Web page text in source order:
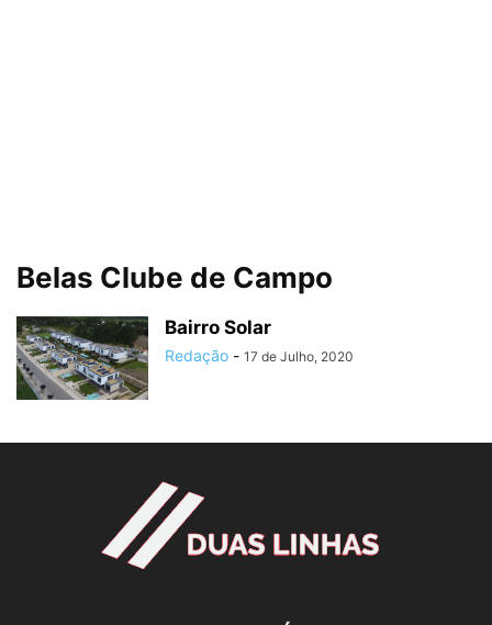
Belas Clube de Campo
Bairro Solar
Redação - 17 de Julho, 2020